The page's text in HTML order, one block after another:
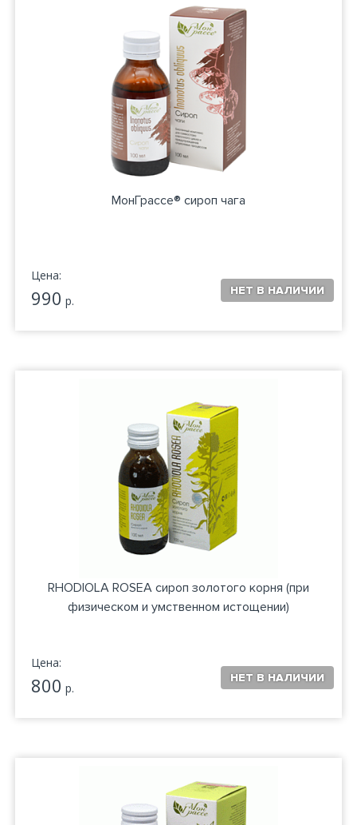
МонГрассе® сироп чага
Цена:
990 р.
RHODIOLA ROSEA сироп золотого корня (при
физическом и умственном истощении)
Цена:
800 р.